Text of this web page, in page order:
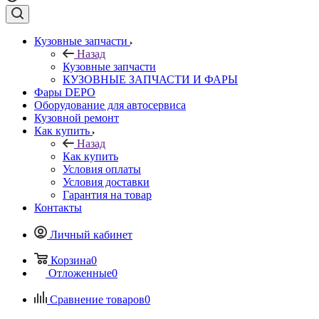
Кузовные запчасти
Назад
Кузовные запчасти
КУЗОВНЫЕ ЗАПЧАСТИ И ФАРЫ
Фары DEPO
Оборудование для автосервиса
Кузовной ремонт
Как купить
Назад
Как купить
Условия оплаты
Условия доставки
Гарантия на товар
Контакты
Личный кабинет
Корзина0
Отложенные0
Сравнение товаров0